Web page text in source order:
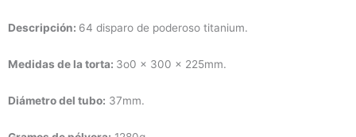
Descripción: 64 disparo de poderoso titanium.
Medidas de la torta: 3o0 x 300 x 225mm.
Diámetrodel tubo: 37mm.